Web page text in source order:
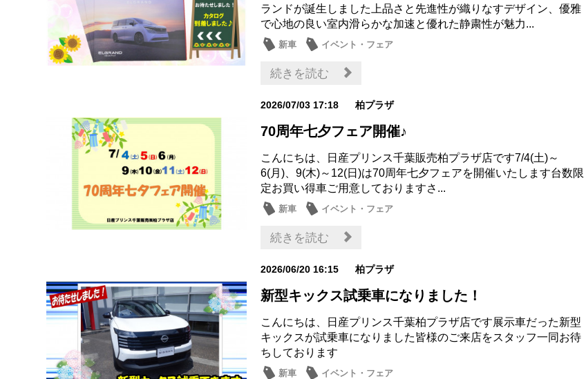
ランドが誕生しました上品さと先進性が織りなすデザイン、優雅
で心地の良い室内滑らかな加速と優れた静粛性が魅力...
新車 イベント・フェア
続きを読む
2026/07/03 17:18 柏プラザ
70周年七夕フェア開催♪
こんにちは、日産プリンス千葉販売柏プラザ店です7/4(土)～
6(月)、9(木)～12(日)は70周年七夕フェアを開催いたします台数限
定お買い得車ご用意しておりますさ...
新車 イベント・フェア
続きを読む
2026/06/20 16:15 柏プラザ
新型キックス試乗車になりました！
こんにちは、日産プリンス千葉柏プラザ店です展示車だった新型
キックスが試乗車になりました皆様のご来店をスタッフ一同お待
ちしております
新車 イベント・フェア